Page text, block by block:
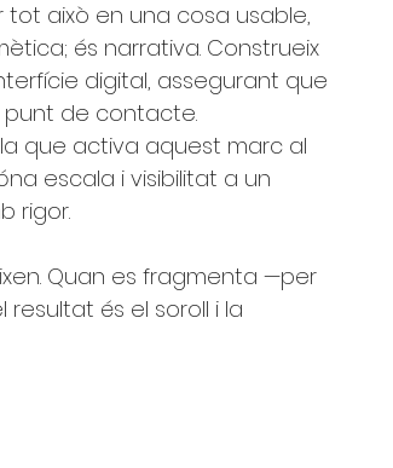
això en una cosa usable,
és narrativa. Construeix
digital, assegurant que
punt de contacte.
que activa aquest marc al
escala i visibilitat a un
rigor.
Quan es fragmenta —per
resultat és el soroll i la